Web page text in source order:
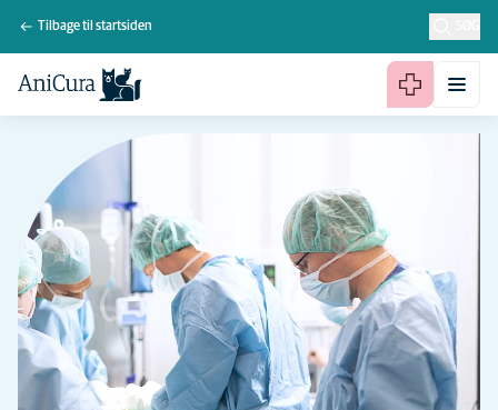
Tilbage til startsiden